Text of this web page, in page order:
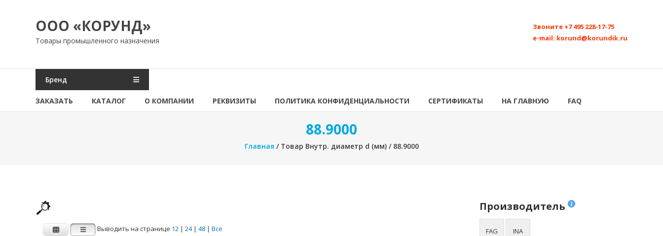
содержимомуООО «КОРУНД»
Товары промышленного назначения
Звоните +7 495 228-17-75
e-mail: korund@korundik.ru
Бренд
ЗАКАЗАТЬ КАТАЛОГ О КОМПАНИИ РЕКВИЗИТЫ ПОЛИТИКА КОНФИДЕНЦИАЛЬНОСТИ СЕРТИФИКАТЫ НА ГЛАВНУЮ FAQ
88.9000
Главная / Товар Внутр. диаметр d (мм) / 88.9000
Выводить на странице 12 | 24| 48 | Все
Производитель
FAG INA